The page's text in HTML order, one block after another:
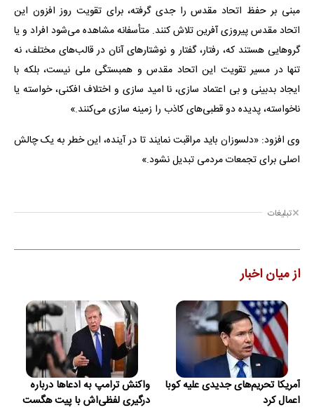
مبنی بر حفظ اتحاد مقدس را جدی گرفته، برای تقویت روز افزون این
اتحاد مقدس پیروزی آفرین تلاش کنند. متأسفانه مشاهده می‌شود افراد و یا
گرو‌هایی هستند که، رفتار، گفتار و نوشتار‌های آنان در قالب‌های مختلف، نه
تنها در مسیر تقویت این اتحاد مقدس و همبستگی ملی نیست، بلکه با
ایجاد بدبینی و بی اعتماد سازی، نا امید سازی و اختلاف افکنی، خواسته یا
ناخواسته، پدیده دو قطبی‌های کاذب را زمینه سازی می‌کنند.»
وی افزود: «دلسوزان باید مراقبت نمایند تا در آینده، این خطر به یک چالش
اصلی برای تجمعات مردمی تبدیل نشود.»
تبلیغات
از میان اخبار
آمریکا تحریم‌های جدیدی علیه کوبا
اعمال کرد
واکنش ترامپ به ادعاها درباره
درگیری لفظی‌اش با پیت هگست